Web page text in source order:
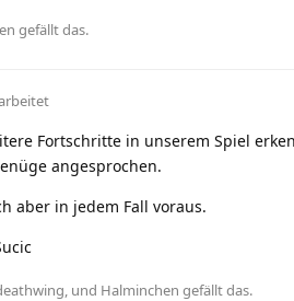
gefällt das.
Fortschritte in unserem Spiel
angesprochen.
aber in jedem Fall voraus.
, und Halminchen gefällt das.